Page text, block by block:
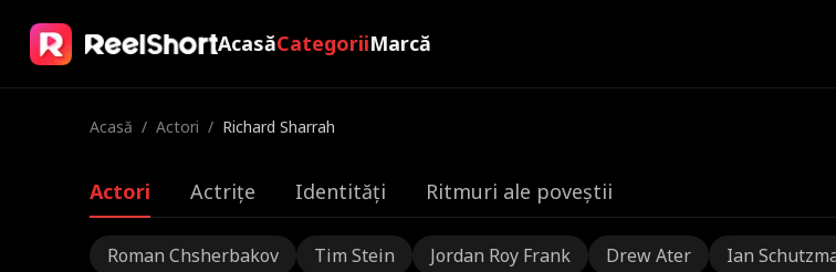
AcasăCategoriiMarcă
Acasă / Actori / Richard Sharrah
Actori Actrițe Identități Ritmuri ale poveștii
Roman Chsherbakov Tim Stein Jordan Roy Frank Drew Ater Ian